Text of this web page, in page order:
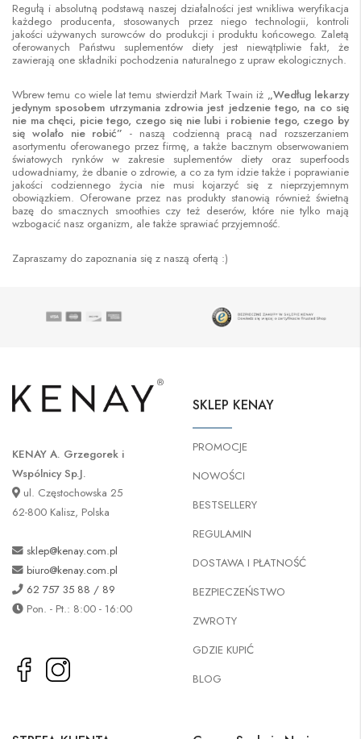
Regułą i absolutną podstawą naszej działalności jest wnikliwa weryfikacja
każdego producenta, stosowanych przez niego technologii, kontroli
jakości używanych surowców do produkcji i produktu końcowego. Zaletą
oferowanych Państwu suplementów diety jest niewątpliwie fakt, że
zawierają one składniki pochodzenia naturalnego z upraw ekologicznych.
Wbrew temu co wiele lat temu stwierdził Mark Twain iż „Według lekarzy
jedynym sposobem utrzymania zdrowia jest jedzenie tego, na co się
nie ma chęci, picie tego, czego się nie lubi i robienie tego, czego by
się wolało nie robić”- naszą codzienną pracą nad rozszerzaniem
asortymentu oferowanego przez firmę, a także bacznym obserwowaniem
światowych rynków w zakresie suplementów diety oraz superfoods
udowadniamy, że dbanie o zdrowie, a co za tym idzie także i poprawianie
jakości codziennego życia nie musi kojarzyć się z nieprzyjemnym
obowiązkiem. Oferowane przez nas produkty stanowią również świetną
bazę do smacznych smoothies czy też deserów, które nie tylko mają
wzbogacić nasz organizm, ale także sprawiać przyjemność.
Zapraszamy do zapoznania się z naszą ofertą :)
KENAY A. Grzegorek i
Wspólnicy Sp.J.
ul. Częstochowska 25
62-800 Kalisz, Polska
sklep@kenay.com.pl
biuro@kenay.com.pl
62 757 35 88 / 89
Pon. - Pt.: 8:00 - 16:00
SKLEP KENAY
PROMOCJE
NOWOŚCI
BESTSELLERY
REGULAMIN
DOSTAWA I PŁATNOŚĆ
BEZPIECZEŃSTWO
ZWROTY
GDZIE KUPIĆ
BLOG